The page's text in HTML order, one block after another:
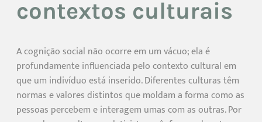
contextos culturais
A cognição social não ocorre em um vácuo; ela é
profundamente influenciada pelo contexto cultural em
que um indivíduo está inserido. Diferentes culturas têm
normas e valores distintos que moldam a forma como as
pessoas percebem e interagem umas com as outras. Por